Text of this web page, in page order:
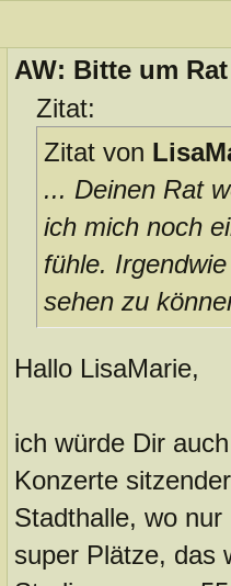
AW: Bitte um Rat
Zitat:
Zitat von
... Deinen Rat
ich mich noch
fühle.
sehen zu
Hallo LisaMarie,
ich würde Dir
Konzerte
Stadthalle, wo
super Plätze, das